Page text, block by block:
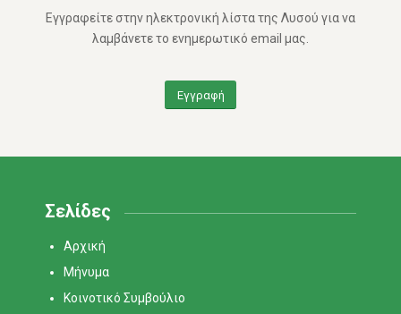
Εγγραφείτε στην ηλεκτρονική λίστα της Λυσού για να
λαμβάνετε το ενημερωτικό email μας.
Εγγραφή
Σελίδες
Αρχική
Μήνυμα
Κοινοτικό Συμβούλιο